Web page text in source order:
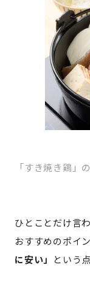
「すき焼き鶏」
ひとことだけ言
おすすめのポイ
に安い」
という